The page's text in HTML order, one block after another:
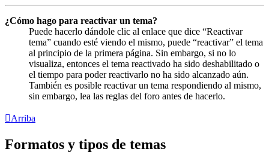
¿Cómo hago para reactivar un tema?
Puede hacerlo dándole clic al enlace que dice “Reactivar
tema” cuando esté viendo el mismo, puede “reactivar” el tema
al principio de la primera página. Sin embargo, si no lo
visualiza, entonces el tema reactivado ha sido deshabilitado o
el tiempo para poder reactivarlo no ha sido alcanzado aún.
También es posible reactivar un tema respondiendo al mismo,
sin embargo, lea las reglas del foro antes de hacerlo.
Arriba
Formatos y tipos de temas